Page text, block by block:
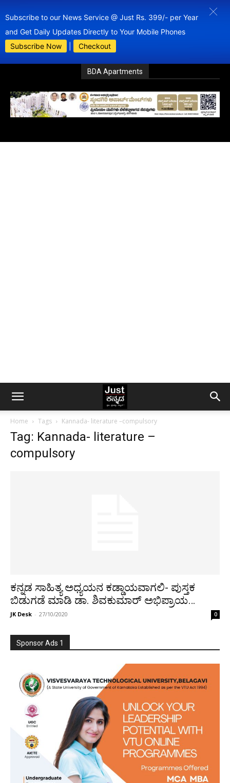
Subscribe to our News Service @ Just Rs. 399/- per Year
and Get Daily Updates Directly to Your Mobile Phones
Subscribe Now
Checkout
BDA Apartments
Home Tags Kannada- literature –compulsory
Tag: Kannada- literature –
compulsory
ಕನ್ನಡ ಸಾಹಿತ್ಯ ಅಧ್ಯಯನ ಕಡ್ಡಾಯವಾಗಲಿ- ಪುಸ್ತಕ
ಬಿಡುಗಡೆ ಮಾಡಿ ಡಾ. ಶಿವಕುಮಾರ್ ಅಭಿಪ್ರಾಯ…
JK Desk - 27/10/2020 0
Sponsor Ads 1